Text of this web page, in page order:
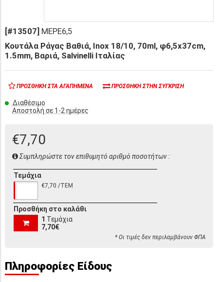
[#13507] MEPE6,5
Κουτάλα Ράγας Βαθιά, Inox 18/10, 70ml, φ6,5x37cm,
1.5mm, Βαριά, Salvinelli Ιταλίας
ΠΡΟΣΘΉΚΗ ΣΤΑ ΑΓΑΠΗΜΈΝΑ ΠΡΟΣΘΉΚΗ ΣΤΗΝ ΣΎΓΚΡΙΣΗ
Διαθέσιμο
Αποστολή σε 1-2 ημέρες
€7,70
Συμπληρώστε τον επιθυμητό αριθμό ποσοτήτων :
Τεμάχια
€7,70 /ΤΕΜ
Προσθήκη στο καλάθι
1 Τεμάχια
7,70€
* Οι τιμές δεν περιλαμβάνουν ΦΠΑ
Πληροφορίες Είδους